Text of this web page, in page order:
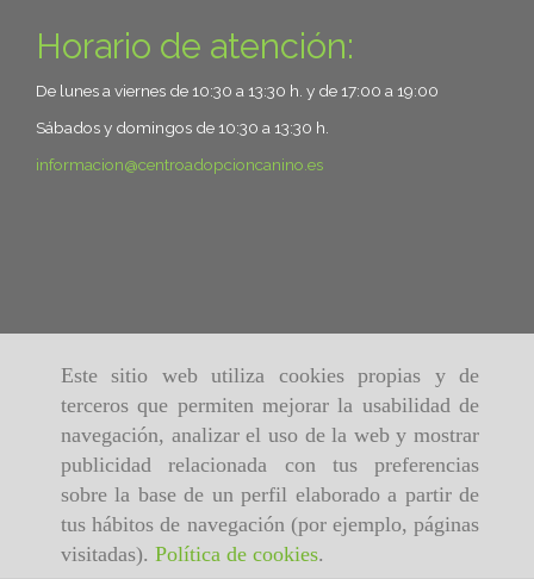
Este sitio web utiliza cookies propias y de
terceros que permiten mejorar la usabilidad de
navegación, analizar el uso de la web y mostrar
publicidad relacionada con tus preferencias
sobre la base de un perfil elaborado a partir de
tus hábitos de navegación (por ejemplo, páginas
visitadas). Política de cookies.
Horario de atención:
De lunes a viernes de 10:30 a 13:30 h. y de 17:00 a 19:00
Sábados y domingos de 10:30 a 13:30 h.
informacion
centroadopcioncanino.es